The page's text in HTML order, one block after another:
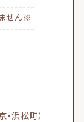
せん※
浜松町）